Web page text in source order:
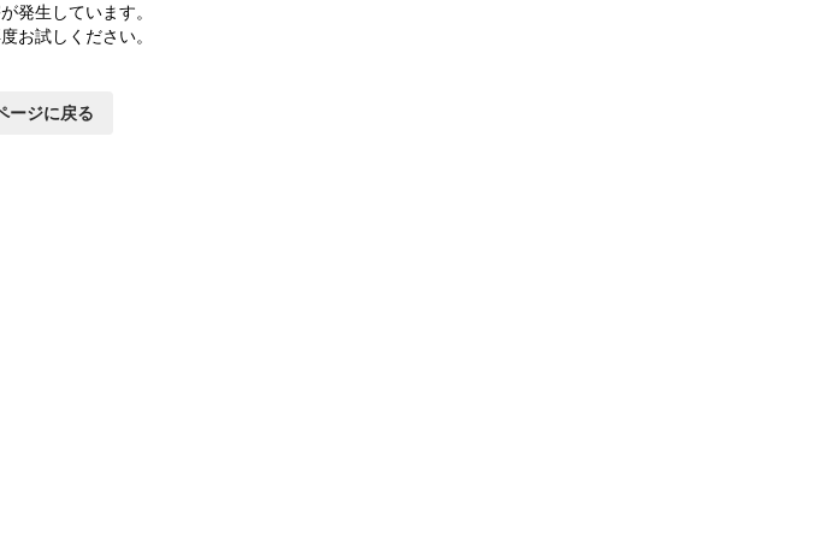
い
発生しています。
お試しください。
ージに戻る